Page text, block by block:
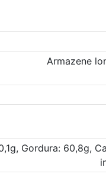
Armazene
Gordura: 60,8g,